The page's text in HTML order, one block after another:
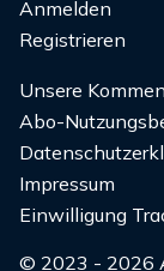
Anmelden
Registrieren
Unsere
Abo-
Impressum
Einwilligung
© 2023 - 2026